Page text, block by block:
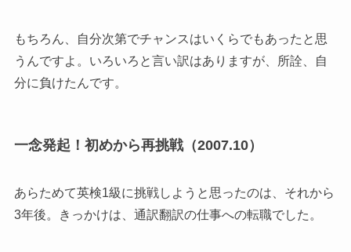
もちろん、自分次第でチャンスはいくらでもあったと思
うんですよ。いろいろと言い訳はありますが、所詮、自
分に負けたんです。
一念発起！初めから再挑戦（2007.10）
あらためて英検1級に挑戦しようと思ったのは、それから
3年後。きっかけは、通訳翻訳の仕事への転職でした。